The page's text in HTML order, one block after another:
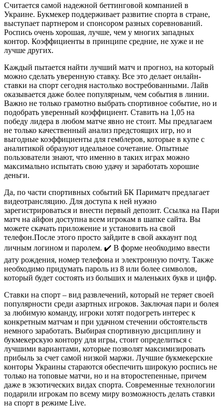
Считается самой надежной беттинговой компанией в
Украине. Букмекер поддерживает развитие спорта в стране,
выступает партнером и спонсором разных соревнований.
Роспись очень хорошая, лучше, чем у многих западных
контор. Коэффициенты в принципе средние, не хуже и не
лучше других.
Каждый пытается найти лучший матч и прогноз, на который
можно сделать уверенную ставку. Все это делает онлайн-
ставки на спорт сегодня настолько востребованными. Лайв
оказывается даже более популярным, чем события в линии.
Важно не только грамотно выбрать спортивное событие, но и
подобрать уверенный коэффициент. Ставить на 1,05 на
победу лидера в любом матче явно не стоит. Мы предлагаем
не только качественный анализ предстоящих игр, но и
выгодные коэффициенты для гемблеров, которые в купе с
аналитикой образуют идеальное сочетание. Опытные
пользователи знают, что именно в таких играх можно
максимально испытать свою удачу и заработать хорошие
деньги.
Да, по части спортивных событий БК Париматч предлагает
видеотрансляцию. Для доступа к ней нужно
зарегистрироваться и внести первый депозит. Ссылка на Пари
матч на айфон доступна всем игрокам в шапке сайта. Вы
можете скачать приложение и установить на свой
телефон.После этого просто зайдите в свой аккаунт под
личным логином и паролем. ✔️ В форме необходимо ввести
дату рождения, номер телефона и электронную почту. Также
необходимо придумать пароль из 8 или более символов,
который будет состоять из больших и маленьких букв и цифр.
Ставки на спорт – вид развлечений, который не теряет своей
популярности среди азартных игроков. Заключая пари и болея
за любимую команду, игроки хотят подогреть интерес к
конкретным матчам и при удачном стечении обстоятельств
немного заработать. Выбирая спортивную дисциплину и
букмекерскую контору для игры, стоит определиться с
лучшими вариантами, которые позволят максимизировать
прибыль за счет самой низкой маржи. Лучшие букмекерские
конторы Украины стараются обеспечить широкую роспись не
только на топовые матчи, но и на второстепенные, причем
даже в экзотических видах спорта. Современные технологии
подарили игрокам по всему миру возможность делать ставки
на спорт в режиме Live.